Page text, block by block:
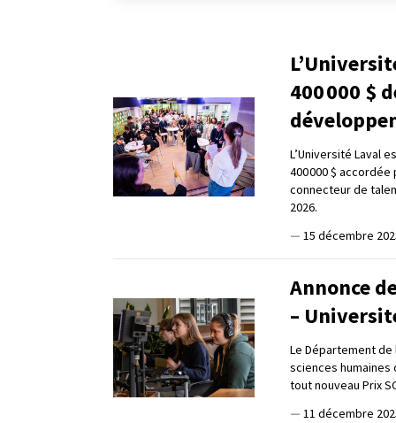
400 000 $
L’Université Laval
400 000 $
connecteur de
2026.
— 15 décembre
Annonce
–
Le Département
sciences humaines
tout nouveau Prix
— 11 décembre